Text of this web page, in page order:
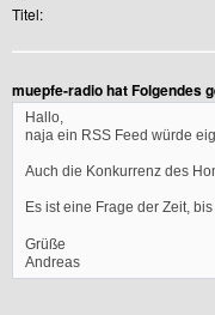
anzeigen
Titel:
muepfe-radio hat Folgendes
Hallo,
naja ein RSS Feed würde
Auch die Konkurrenz des
Es ist eine Frage der Zeit,
Grüße
Andreas